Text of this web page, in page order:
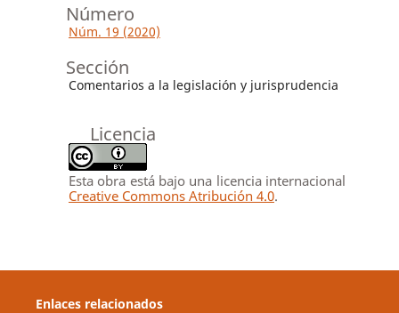
Número
Núm. 19 (2020)
Sección
Comentarios a la legislación y jurisprudencia
Licencia
Esta obra está bajo una licencia internacional
Creative Commons Atribución 4.0.
Enlaces relacionados